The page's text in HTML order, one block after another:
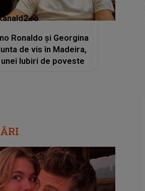
Ronaldo și Georgina
de vis în Madeira,
Iubiri de poveste